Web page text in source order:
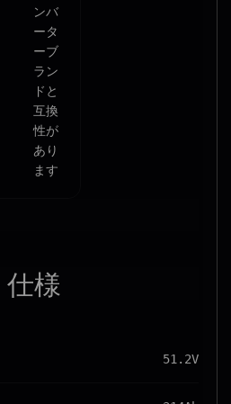
ンバ
ータ
ーブ
ラン
ドと
互換
性が
あり
ます
仕様
51.2V